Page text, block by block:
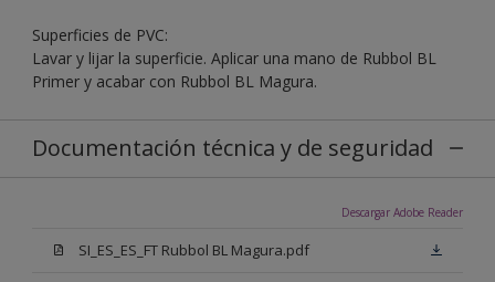
Superficies de PVC:
Lavar y lijar la superficie. Aplicar una mano de Rubbol BL
Primer y acabar con Rubbol BL Magura.
Documentación técnica y de seguridad
Descargar Adobe Reader
SI_ES_ES_FT Rubbol BL Magura.pdf